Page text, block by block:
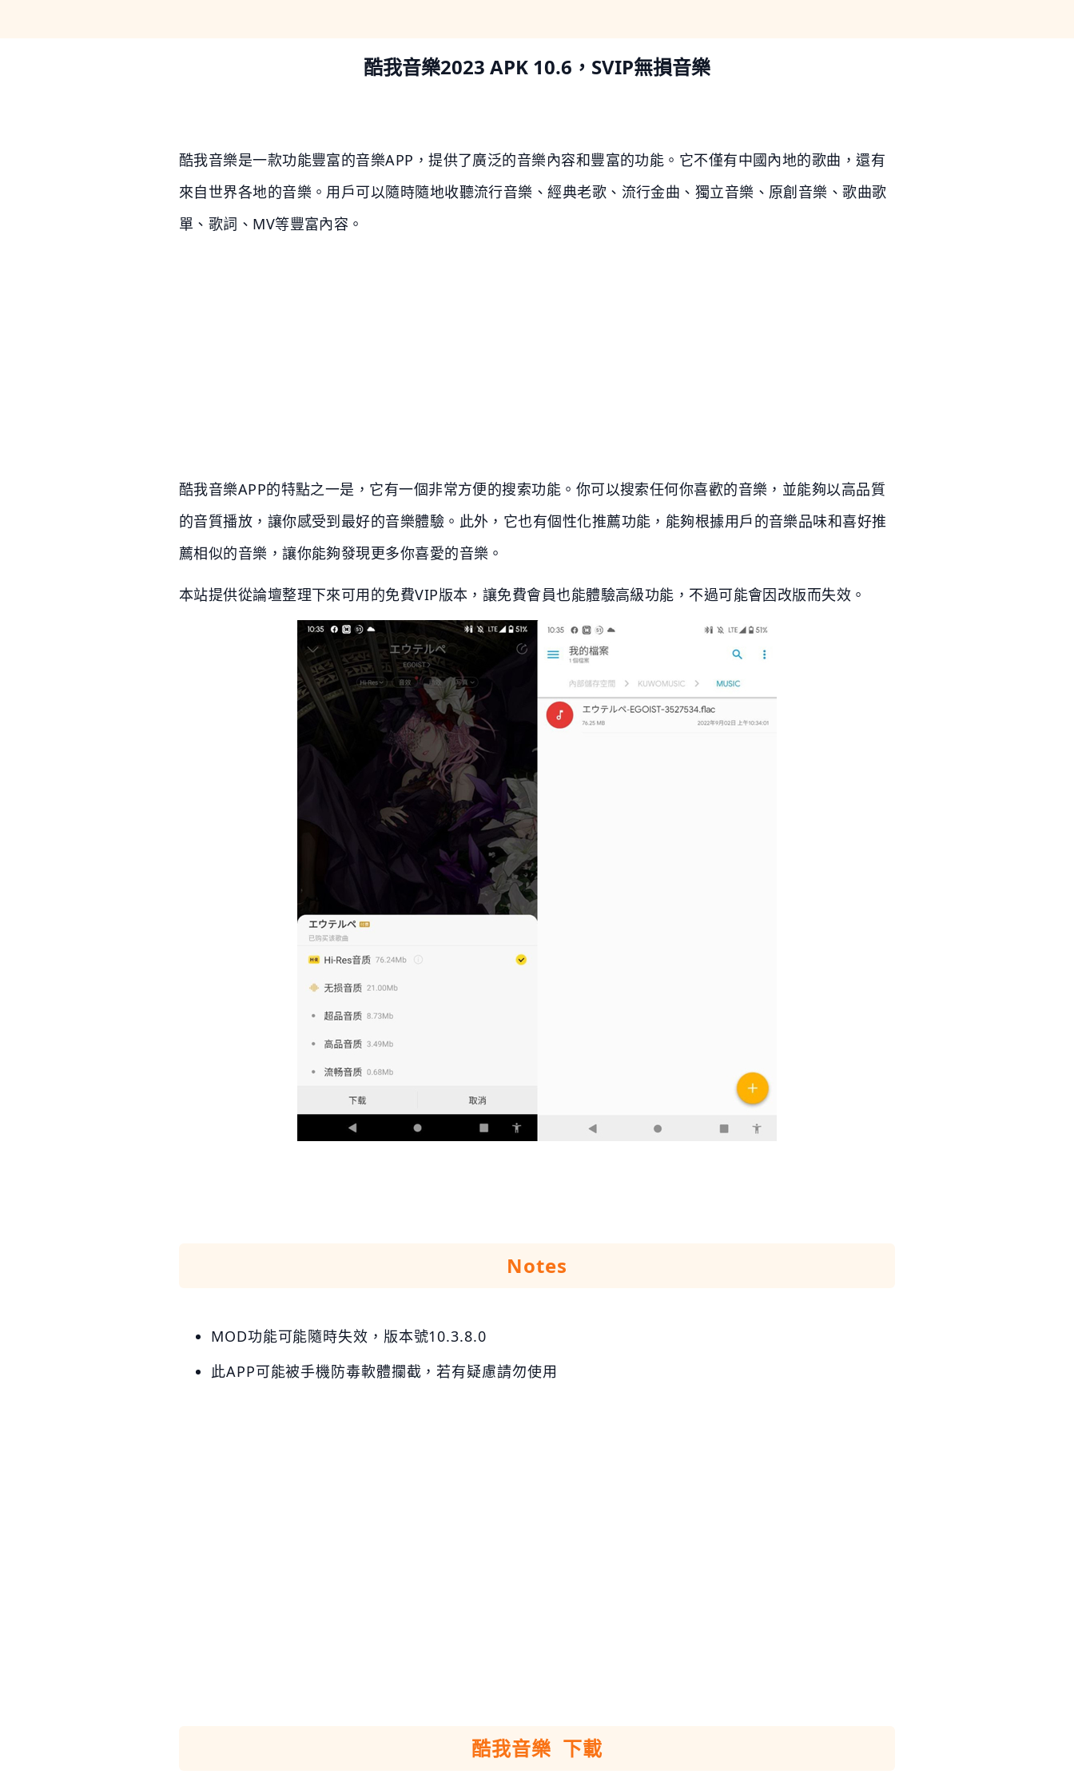
酷我音樂2023 APK 10.6，SVIP無損音樂
酷我音樂是一款功能豐富的音樂APP，提供了廣泛的音樂內容和豐富的功能。它不僅有中國內地的歌曲，還有
來自世界各地的音樂。用戶可以隨時隨地收聽流行音樂、經典老歌、流行金曲、獨立音樂、原創音樂、歌曲歌
單、歌詞、MV等豐富內容。
酷我音樂APP的特點之一是，它有一個非常方便的搜索功能。你可以搜索任何你喜歡的音樂，並能夠以高品質
的音質播放，讓你感受到最好的音樂體驗。此外，它也有個性化推薦功能，能夠根據用戶的音樂品味和喜好推
薦相似的音樂，讓你能夠發現更多你喜愛的音樂。
本站提供從論壇整理下來可用的免費VIP版本，讓免費會員也能體驗高級功能，不過可能會因改版而失效。
Notes
MOD功能可能隨時失效，版本號10.3.8.0
此APP可能被手機防毒軟體攔截，若有疑慮請勿使用
酷我音樂 下載